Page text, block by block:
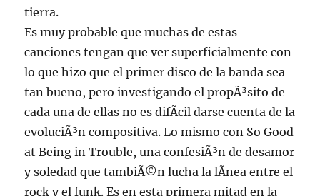
tierra.
Es muy probable que muchas de estas
canciones tengan que ver superficialmente con
lo que hizo que el primer disco de la banda sea
tan bueno, pero investigando el propÃ³sito de
cada una de ellas no es difÃ­cil darse cuenta de la
evoluciÃ³n compositiva. Lo mismo con So Good
at Being in Trouble, una confesiÃ³n de desamor
y soledad que tambiÃ©n lucha la lÃ­nea entre el
rock y el funk. Es en esta primera mitad en la